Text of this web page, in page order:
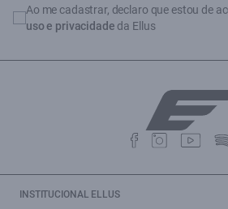
Ao me cadastrar, declaro que estou de
uso e privacidade da Ellus
INSTITUCIONAL ELLUS